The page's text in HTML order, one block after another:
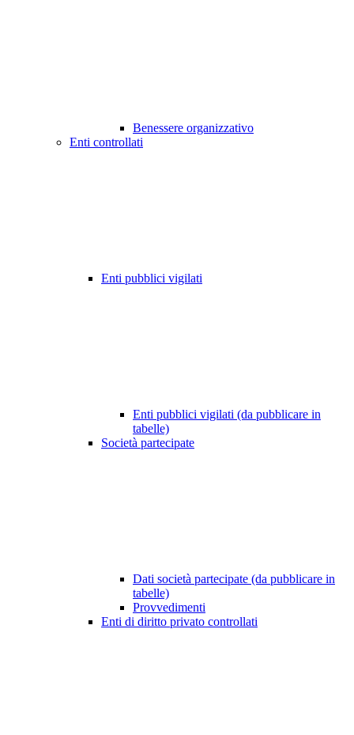
Benessere organizzativo
Enti controllati
Enti pubblici vigilati
Enti pubblici vigilati (da pubblicare in
tabelle)
Società partecipate
Dati società partecipate (da pubblicare in
tabelle)
Provvedimenti
Enti di diritto privato controllati